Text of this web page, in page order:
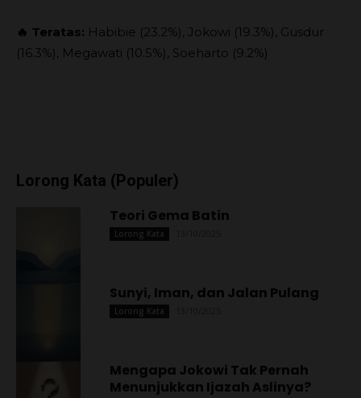
🔥 Teratas: Habibie (23.2%), Jokowi (19.3%), Gusdur
(16.3%), Megawati (10.5%), Soeharto (9.2%)
Lorong Kata (Populer)
Teori Gema Batin
Lorong Kata
Sunyi, Iman, dan Jalan Pulang
Lorong Kata
Mengapa Jokowi Tak Pernah
Menunjukkan Ijazah Aslinya?